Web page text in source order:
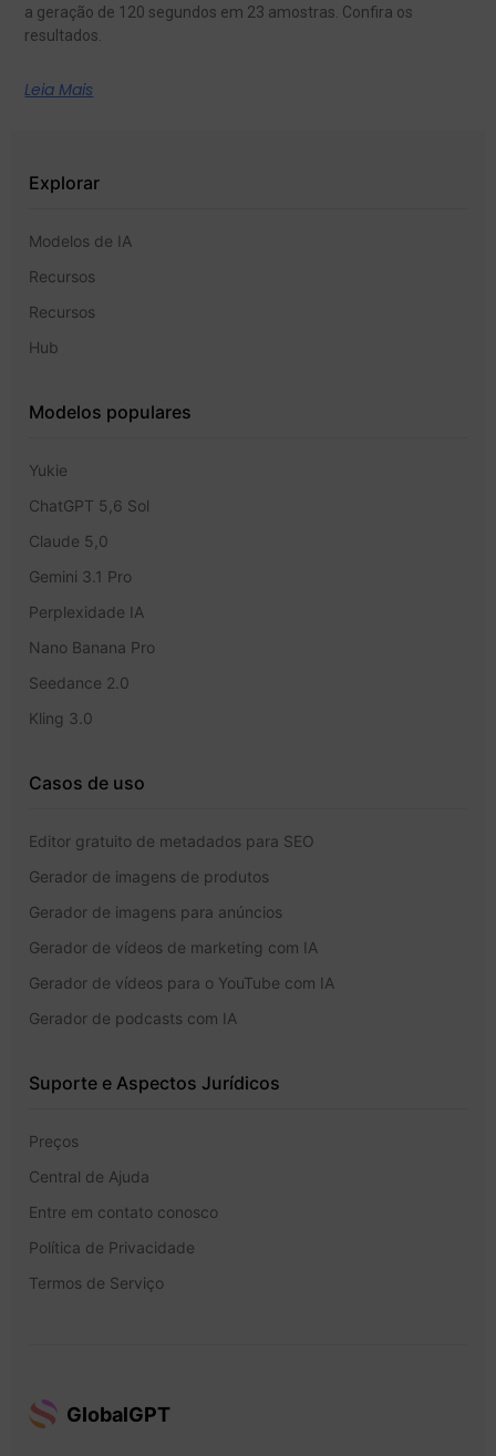
a geração de 120 segundos em 23 amostras. Confira os
resultados.
Leia Mais
Explorar
Modelos de IA
Recursos
Recursos
Hub
Modelos populares
Yukie
ChatGPT 5,6 Sol
Claude 5,0
Gemini 3.1 Pro
Perplexidade IA
Nano Banana Pro
Seedance 2.0
Kling 3.0
Casos de uso
Editor gratuito de metadados para SEO
Gerador de imagens de produtos
Gerador de imagens para anúncios
Gerador de vídeos de marketing com IA
Gerador de vídeos para o YouTube com IA
Gerador de podcasts com IA
Suporte e Aspectos Jurídicos
Preços
Central de Ajuda
Entre em contato conosco
Política de Privacidade
Termos de Serviço
GlobalGPT